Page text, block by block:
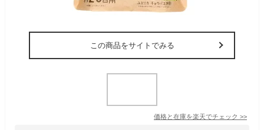
この商品をサイトでみる
価格と在庫を楽天でチェック >>